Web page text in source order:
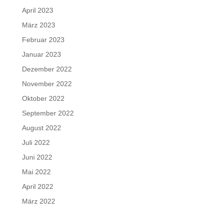
April 2023
März 2023
Februar 2023
Januar 2023
Dezember 2022
November 2022
Oktober 2022
September 2022
August 2022
Juli 2022
Juni 2022
Mai 2022
April 2022
März 2022